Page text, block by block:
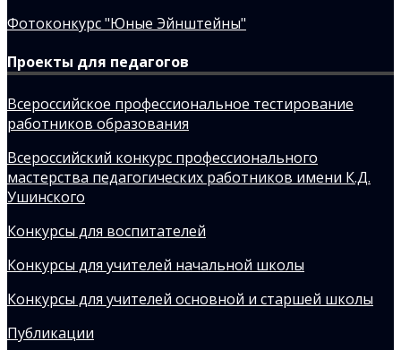
Фотоконкурс "Юные Эйнштейны"
Проекты для педагогов
Всероссийское профессиональное тестирование
работников образования
Всероссийский конкурс профессионального
мастерства педагогических работников имени К.Д.
Ушинского
Конкурсы для воспитателей
Конкурсы для учителей начальной школы
Конкурсы для учителей основной и старшей школы
Публикации